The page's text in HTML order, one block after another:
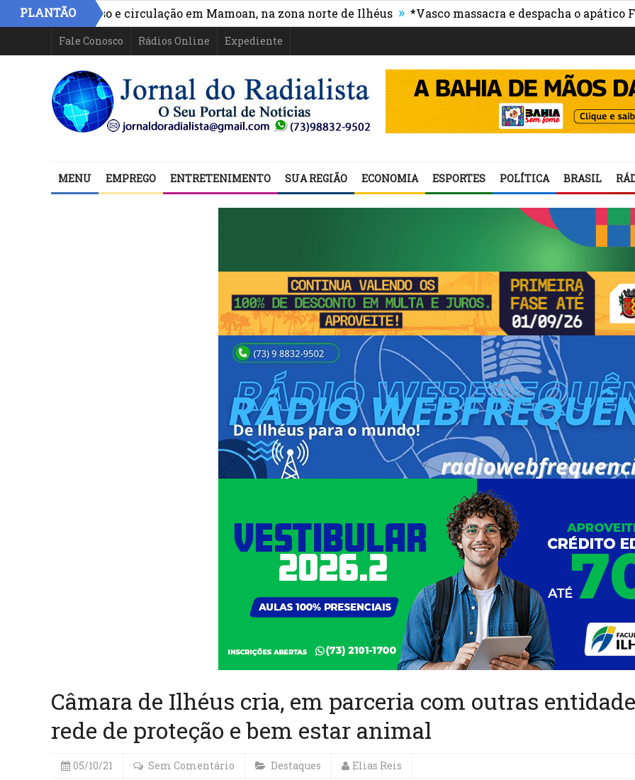
PLANTÃO
acesso e circulação em Mamoan, na zona norte de Ilhéus » *Vasco massacra e despacha o apático
Fale Conosco Rádios Online Expediente
MENU EMPREGO ENTRETENIMENTO SUA REGIÃO ECONOMIA ESPORTES POLÍTICA BRASIL
Câmara de Ilhéus cria, em parceria com outras
rede de proteção e bem estar animal
05/10/21 Sem Comentário Destaques Elias Reis